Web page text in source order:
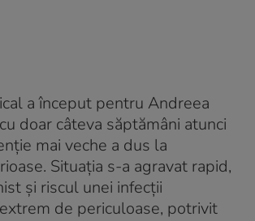
a început pentru Andreea
doar câteva săptămâni atunci
mai veche a dus la
Situația s-a agravat rapid,
și riscul unei infecții
de periculoase, potrivit